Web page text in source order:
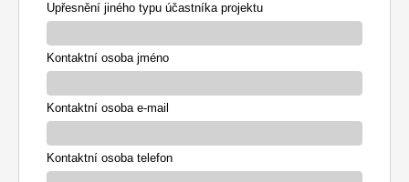
Upřesnění jiného typu účastníka projektu
Kontaktní osoba jméno
Kontaktní osoba e-mail
Kontaktní osoba telefon